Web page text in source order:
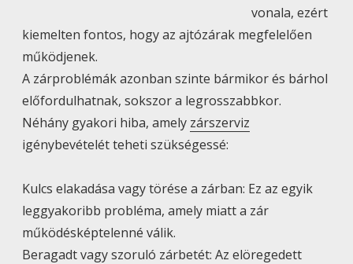
vonala, ezért
kiemelten fontos, hogy az ajtózárak megfelelően
működjenek.
A zárproblémák azonban szinte bármikor és bárhol
előfordulhatnak, sokszor a legrosszabbkor.
Néhány gyakori hiba, amely zárszerviz
igénybevételét teheti szükségessé:
Kulcs elakadása vagy törése a zárban: Ez az egyik
leggyakoribb probléma, amely miatt a zár
működésképtelenné válik.
Beragadt vagy szoruló zárbetét: Az elöregedett